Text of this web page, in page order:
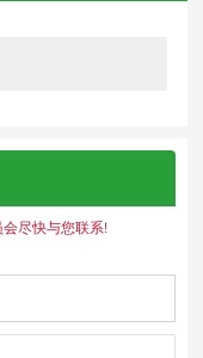
尽快与您联系!